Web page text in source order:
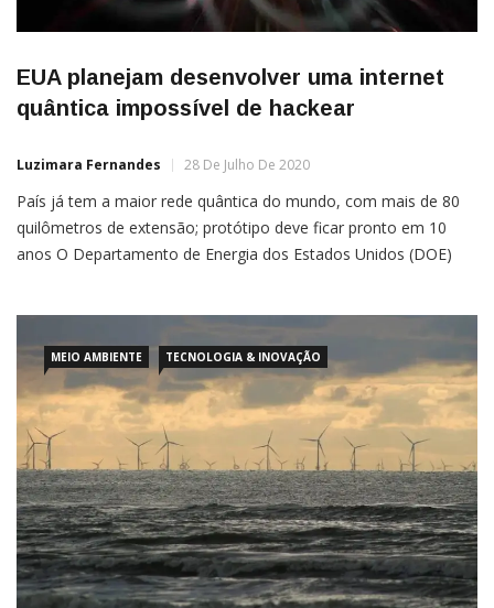
EUA planejam desenvolver uma internet
quântica impossível de hackear
Luzimara Fernandes 28 De Julho De 2020
País já tem a maior rede quântica do mundo, com mais de 80
quilômetros de extensão; protótipo deve ficar pronto em 10
anos O Departamento de Energia dos Estados Unidos (DOE)
MEIO AMBIENTE TECNOLOGIA & INOVAÇÃO